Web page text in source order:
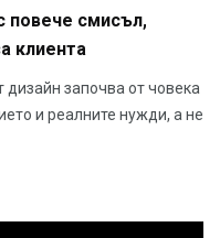
повече смисъл,
клиента
започва от човека
и реалните нужди, а не